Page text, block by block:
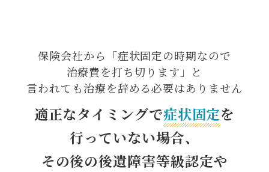
保険会社から 「症状固定の時期なので
治療費を打ち切ります」と
言われても治療を辞める必要はありません
適正なタイミングで症状固定を
行っていない場合、
その後の後遺障害等級認定や